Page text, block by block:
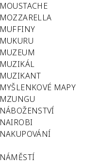
MOUSTACHE
MOZZARELLA
MUFFINY
MUKURU
MUZEUM
MUZIKÁL
MUZIKANT
MYŠLENKOVÉ MAPY
MZUNGU
NÁBOŽENSTVÍ
NAIROBI
NAKUPOVÁNÍ
NÁMĚSTÍ